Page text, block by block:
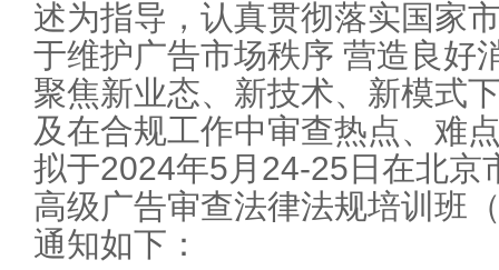
述为指导，认真贯彻落实国家
于维护广告市场秩序 营造良好
聚焦新业态、新技术、新模式
及在合规工作中审查热点、难
拟于2024年5月24-25日在北京
高级广告审查法律法规培训班
通知如下：